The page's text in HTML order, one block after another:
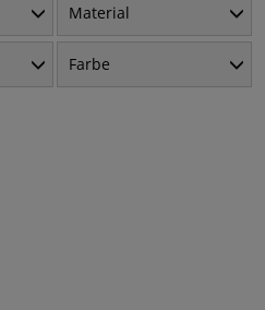
Material
Farbe